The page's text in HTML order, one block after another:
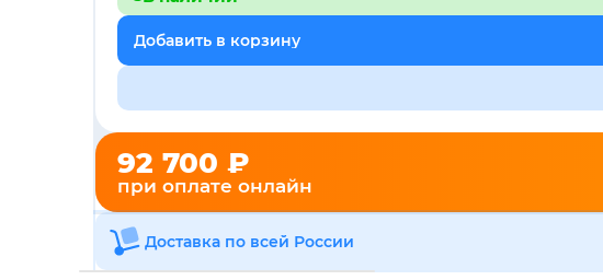
Добавить в корзину
92 700 ₽
при оплате онлайн
Доставка по всей России